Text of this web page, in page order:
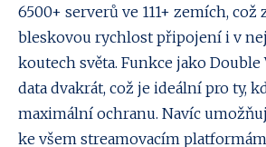
6500+ serverů ve 111+ zemích, což
bleskovou rychlost připojení i v
koutech světa. Funkce jako Double
data dvakrát, což je ideální pro ty,
maximální ochranu. Navíc
ke všem streamovacím